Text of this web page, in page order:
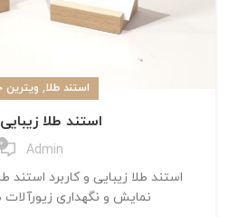
استند طلا, ویترین
استند طلا
Admin
0
استند طلا زیبایی و کاربرد
نمایش و نگهداری زیورآلات